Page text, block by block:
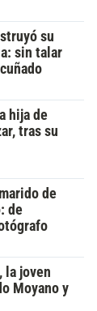
su
sin talar
hija de
tras su
de
de
la joven
Moyano y